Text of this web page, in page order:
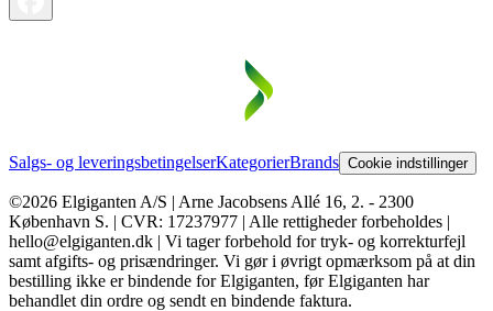
Salgs- og leveringsbetingelserKategorierBrands Cookie indstillinger
©2026 Elgiganten A/S | Arne Jacobsens Allé 16, 2. - 2300
København S. | CVR: 17237977 | Alle rettigheder forbeholdes |
hello@elgiganten.dk | Vi tager forbehold for tryk- og korrekturfejl
samt afgifts- og prisændringer. Vi gør i øvrigt opmærksom på at din
bestilling ikke er bindende for Elgiganten, før Elgiganten har
behandlet din ordre og sendt en bindende faktura.